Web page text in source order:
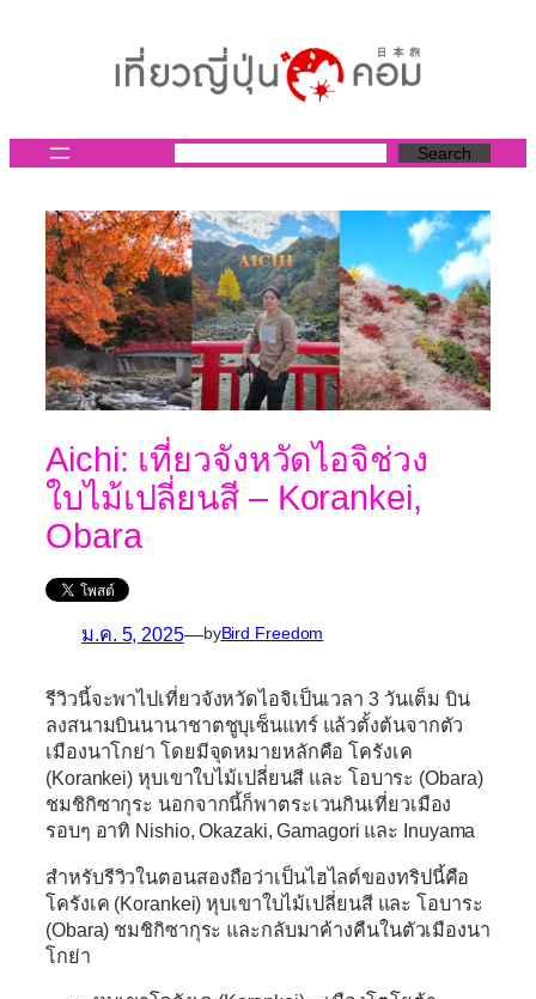
Search
Aichi: เที่ยวจังหวัดไอจิช่วง
ใบไม้เปลี่ยนสี – Korankei,
Obara
ม.ค. 5, 2025—byBird Freedom
รีวิวนี้จะพาไปเที่ยวจังหวัดไอจิเป็นเวลา 3 วันเต็ม บิน
ลงสนามบินนานาชาตชูบุเซ็นแทร์ แล้วตั้งต้นจากตัว
เมืองนาโกย่า โดยมีจุดหมายหลักคือ โครังเค
(Korankei) หุบเขาใบไม้เปลี่ยนสี และ โอบาระ (Obara)
ชมชิกิซากุระ นอกจากนี้ก็พาตระเวนกินเที่ยวเมือง
รอบๆ อาทิ Nishio, Okazaki, Gamagori และ Inuyama
สำหรับรีวิวในตอนสองถือว่าเป็นไฮไลต์ของทริปนี้คือ
โครังเค (Korankei) หุบเขาใบไม้เปลี่ยนสี และ โอบาระ
(Obara) ชมชิกิซากุระ และกลับมาค้างคืนในตัวเมืองนา
โกย่า